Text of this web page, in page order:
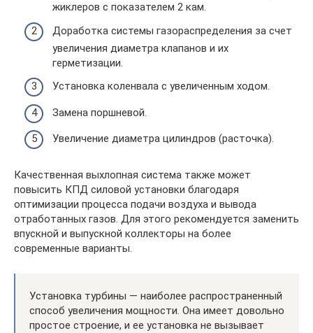
жиклеров с показателем 2 кам.
Доработка системы газораспределения за счет
увеличения диаметра клапанов и их
герметизации.
Установка коленвала с увеличенным ходом.
Замена поршневой.
Увеличение диаметра цилиндров (расточка).
Качественная выхлопная система также может
повысить КПД силовой установки благодаря
оптимизации процесса подачи воздуха и вывода
отработанных газов. Для этого рекомендуется заменить
впускной и выпускной коллекторы на более
современные варианты.
Установка турбины — наиболее распространенный
способ увеличения мощности. Она имеет довольно
простое строение, и ее установка не вызывает